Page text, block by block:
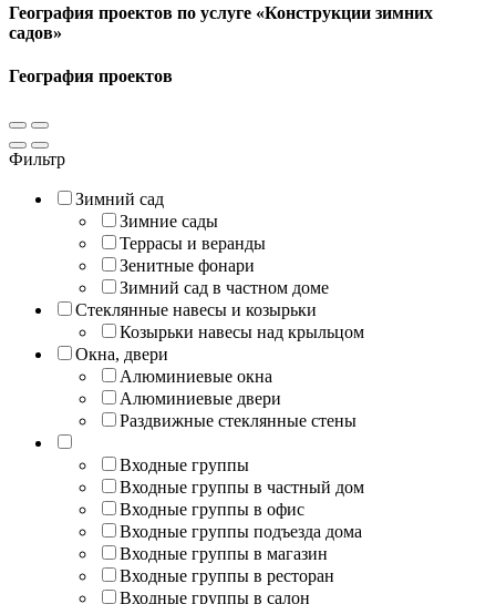
География проектов по услуге «Конструкции зимних
садов»
География проектов
Фильтр
Зимний сад
Зимние сады
Террасы и веранды
Зенитные фонари
Зимний сад в частном доме
Стеклянные навесы и козырьки
Козырьки навесы над крыльцом
Окна, двери
Алюминиевые окна
Алюминиевые двери
Раздвижные стеклянные стены
Входные группы
Входные группы в частный дом
Входные группы в офис
Входные группы подъезда дома
Входные группы в магазин
Входные группы в ресторан
Входные группы в салон